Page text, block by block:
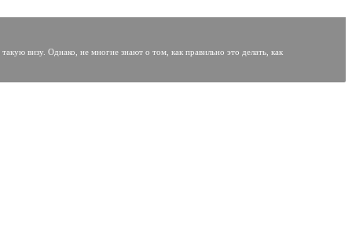
визу. Однако, не многие знают о том, как правильно это делать, как